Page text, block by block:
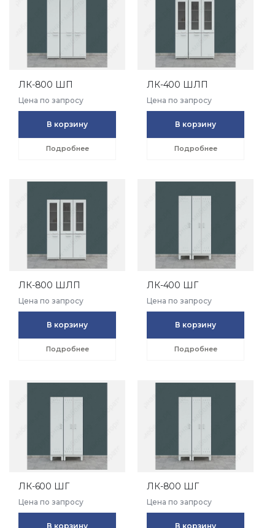
ЛК-800 ШП
Цена по запросу
В корзину
Подробнее
ЛК-400 ШЛП
Цена по запросу
В корзину
Подробнее
ЛК-800 ШЛП
Цена по запросу
В корзину
Подробнее
ЛК-400 ШГ
Цена по запросу
В корзину
Подробнее
ЛК-600 ШГ
Цена по запросу
В корзину
ЛК-800 ШГ
Цена по запросу
В корзину